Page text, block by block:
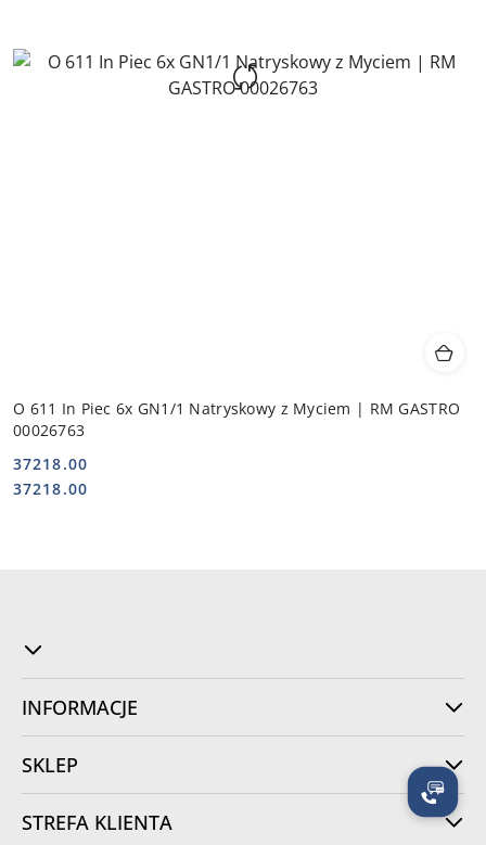
O 611 In Piec 6x GN1/1 Natryskowy z Myciem | RM GASTRO
00026763
Cena:
37218.00
Cena:
37218.00
INFORMACJE
SKLEP
STREFA KLIENTA